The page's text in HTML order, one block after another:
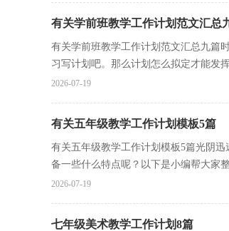
有关学前班教学工作计划范文汇总
有关学前班教学工作计划范文汇总九篇
习写计划吧。那么计划怎么拟定才能发
2026-07-19
有关五年级教学工作计划模板5篇
有关五年级教学工作计划模板5篇光阴
备一些什么特点呢？以下是小编帮大家
2026-07-19
七年级美术教学工作计划8篇